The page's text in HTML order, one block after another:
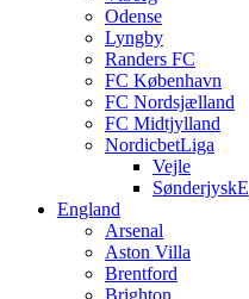
Odense
Lyngby
Randers FC
FC København
FC Nordsjælland
FC Midtjylland
NordicbetLiga
Vejle
SønderjyskE
England
Arsenal
Aston Villa
Brentford
Brighton